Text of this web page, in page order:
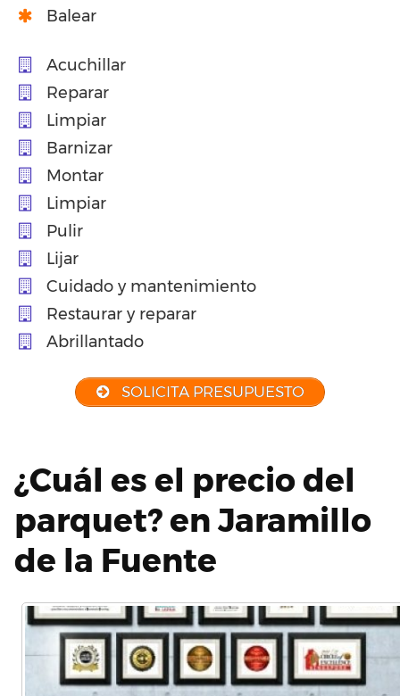
Balear
Acuchillar
Reparar
Limpiar
Barnizar
Montar
Limpiar
Pulir
Lijar
Cuidado y mantenimiento
Restaurar y reparar
Abrillantado
SOLICITA PRESUPUESTO
¿Cuál es el precio del
parquet? en Jaramillo
de la Fuente